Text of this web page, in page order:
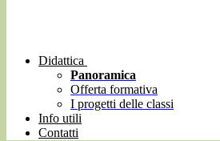
Didattica
Panoramica
Offerta formativa
I progetti delle classi
Info utili
Contatti